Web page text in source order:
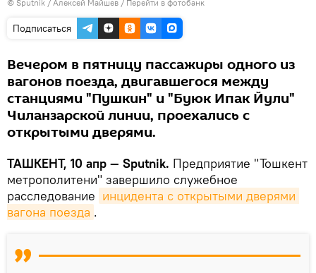
© Sputnik / Алексей Майшев / Перейти в фотобанк
Подписаться
Вечером в пятницу пассажиры одного из
вагонов поезда, двигавшегося между
станциями "Пушкин" и "Буюк Ипак Йули"
Чиланзарской линии, проехались с
открытыми дверями.
ТАШКЕНТ, 10 апр — Sputnik. Предприятие "Тошкент
метрополитени" завершило служебное
расследование инцидента с открытыми дверями
вагона поезда .